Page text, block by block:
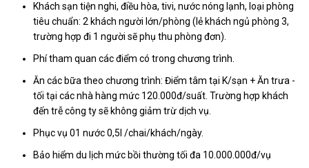
Khách sạn tiện nghi, điều hòa, tivi, nước nóng lạnh, loại phòng
tiêu chuẩn: 2 khách người lớn/phòng (lẻ khách ngủ phòng 3,
trường hợp đi 1 người sẽ phụ thu phòng đơn).
Phí tham quan các điểm có trong chương trình.
Ăn các bữa theo chương trình: Điểm tâm tại K/sạn + Ăn trưa -
tối tại các nhà hàng mức 120.000đ/suất. Trường hợp khách
đến trễ công ty sẽ không giảm trừ dịch vụ.
Phục vụ 01 nước 0,5l /chai/khách/ngày.
Bảo hiểm du lịch mức bồi thường tối đa 10.000.000đ/vụ